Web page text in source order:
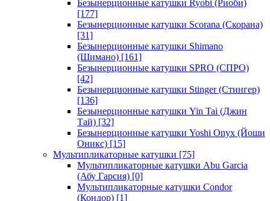
Безынерционные катушки Ryobi (Риоби)
[177]
Безынерционные катушки Scorana (Скорана)
[31]
Безынерционные катушки Shimano
(Шимано) [161]
Безынерционные катушки SPRO (СПРО)
[42]
Безынерционные катушки Stinger (Стингер)
[136]
Безынерционные катушки Yin Tai (Джин
Тай) [32]
Безынерционные катушки Yoshi Onyx (Йоши
Оникс) [15]
Мультипликаторные катушки [75]
Мультипликаторные катушки Abu Garcia
(Абу Гарсия) [0]
Мультипликаторные катушки Condor
(Кондор) [1]